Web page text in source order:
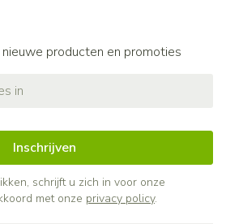
producten en promoties
Inschrijven
schrijft u zich in voor onze
met onze privacy policy.